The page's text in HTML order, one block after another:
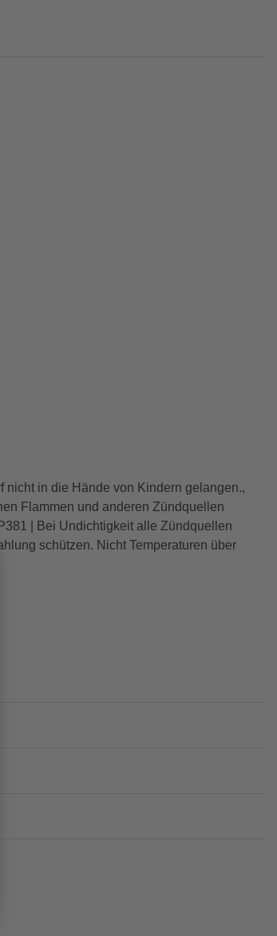
nicht in die Hände von Kindern gelangen.,
Flammen und anderen Zündquellen
| Bei Undichtigkeit alle Zündquellen
schützen. Nicht Temperaturen über